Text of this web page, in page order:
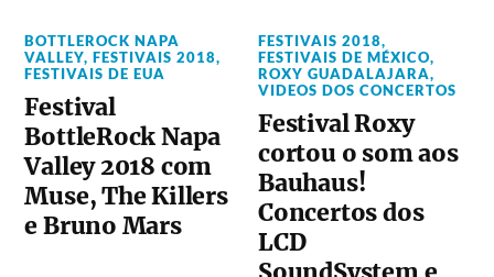
BOTTLEROCK NAPA
VALLEY,FESTIVAIS 2018,
FESTIVAIS DE EUA
Festival
BottleRock Napa
Valley 2018 com
Muse, The Killers
e Bruno Mars
FESTIVAIS 2018,
FESTIVAIS DE MÉXICO,
ROXY GUADALAJARA,
VIDEOS DOS CONCERTOS
Festival Roxy
cortou o som aos
Bauhaus!
Concertos dos
LCD